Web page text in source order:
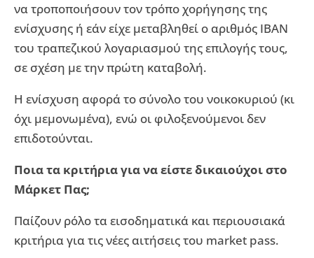
να τροποποιήσουν τον τρόπο χορήγησης της
ενίσχυσης ή εάν είχε μεταβληθεί ο αριθμός IBAN
του τραπεζικού λογαριασμού της επιλογής τους,
σε σχέση με την πρώτη καταβολή.
Η ενίσχυση αφορά το σύνολο του νοικοκυριού (κι
όχι μεμονωμένα), ενώ οι φιλοξενούμενοι δεν
επιδοτούνται.
Ποια τα κριτήρια για να είστε δικαιούχοι στο
Μάρκετ Πας;
Παίζουν ρόλο τα εισοδηματικά και περιουσιακά
κριτήρια για τις νέες αιτήσεις του market pass.